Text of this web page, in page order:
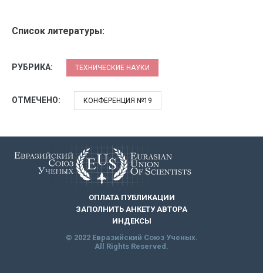
Список литературы:
РУБРИКА: ТЕХНИЧЕСКИЕ НАУКИ
ОТМЕЧЕНО: КОНФЕРЕНЦИЯ №19
ОПЛАТА ПУБЛИКАЦИИ
ЗАПОЛНИТЬ АНКЕТУ АВТОРА
ИНДЕКСЫ
© 2022 Евразийский Союз Ученых.
All Rights Reserved.